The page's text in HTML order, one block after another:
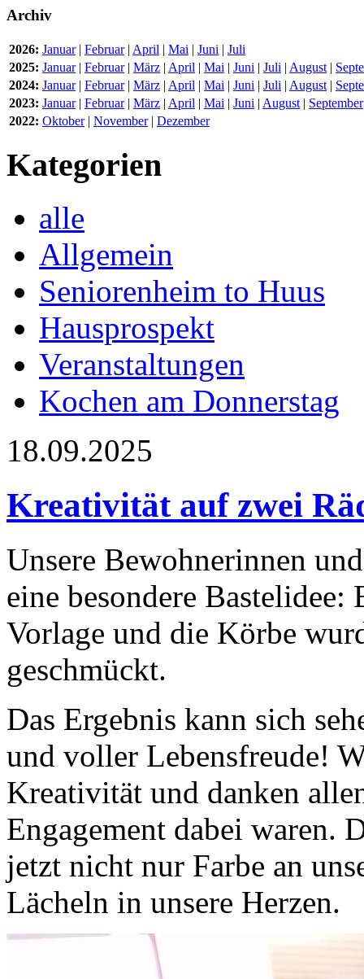
Archiv
2026: Januar| Februar| April | Mai | Juni | Juli
2025: Januar| Februar| März | April | Mai | Juni | Juli | August |
2024: Januar| Februar| März | April | Mai | Juni | Juli | August |
2023: Januar| Februar| März | April | Mai | Juni | August | September
2022: Oktober| November| Dezember
Kategorien
alle
Allgemein
Seniorenheim to Huus
Hausprospekt
Veranstaltungen
Kochen am Donnerstag
18.09.2025
Kreativität auf zwei
Unsere Bewohnerinnen
eine besondere
Vorlage und die Körbe
geschmückt.
Das Ergebnis kann sich
und voller Lebensfreude!
Kreativität und danken
Engagement dabei waren.
jetzt nicht nur Farbe an
Lächeln in unsere Herzen.